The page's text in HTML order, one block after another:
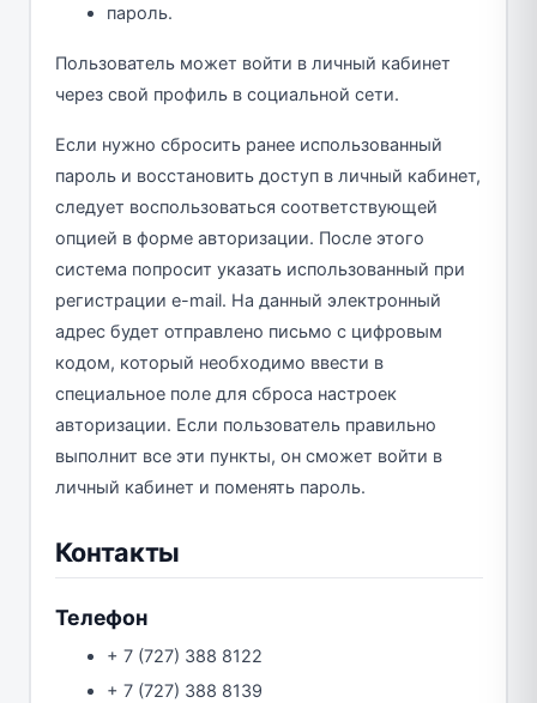
пароль.
Пользователь может войти в личный кабинет
через свой профиль в социальной сети.
Если нужно сбросить ранее использованный
пароль и восстановить доступ в личный кабинет,
следует воспользоваться соответствующей
опцией в форме авторизации. После этого
система попросит указать использованный при
регистрации e-mail. На данный электронный
адрес будет отправлено письмо с цифровым
кодом, который необходимо ввести в
специальное поле для сброса настроек
авторизации. Если пользователь правильно
выполнит все эти пункты, он сможет войти в
личный кабинет и поменять пароль.
Контакты
Телефон
+ 7 (727) 388 8122
+ 7 (727) 388 8139